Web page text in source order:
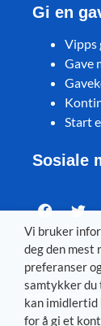
Gi en
Vipps
Gave
Start
Sosiale
Visit MIFF in
Svenska–
Vi bruker
deg den mest
preferanser
samtykker du
kan imidlertid
for å gi et